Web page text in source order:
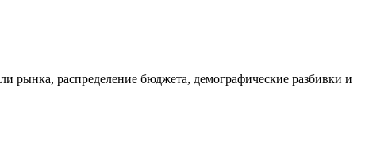
рынка, распределение бюджета, демографические разбивки и